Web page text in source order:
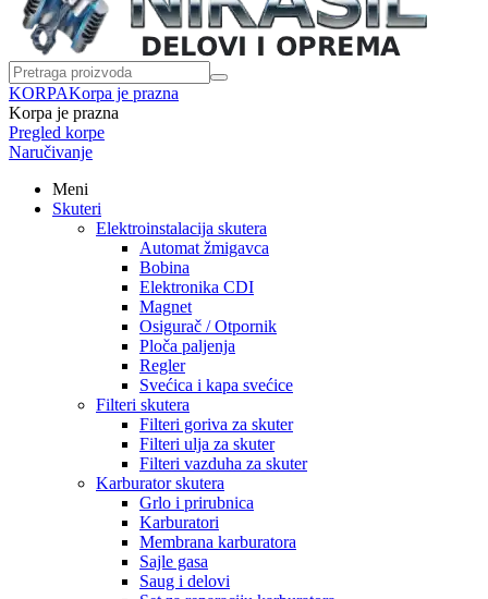
KORPAKorpa je prazna
Korpa je prazna
Pregled korpe
Naručivanje
Meni
Skuteri
Elektroinstalacija skutera
Automat žmigavca
Bobina
Elektronika CDI
Magnet
Osigurač / Otpornik
Ploča paljenja
Regler
Svećica i kapa svećice
Filteri skutera
Filteri goriva za skuter
Filteri ulja za skuter
Filteri vazduha za skuter
Karburator skutera
Grlo i prirubnica
Karburatori
Membrana karburatora
Sajle gasa
Saug i delovi